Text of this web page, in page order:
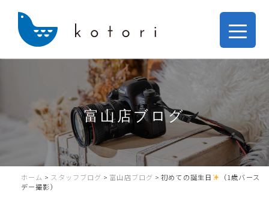
富山店ブログ
ホーム > スタッフブログ > 富山店ブログ >初めての誕生日
（1歳バース
デー撮影）